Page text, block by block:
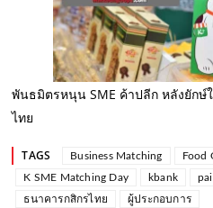
พันธมิตรหนุน SME ค้าปลีก หลังยัก
ไทย
TAGS Business Matching Food
K SME Matching Day
kbank
ธนาคารกสิกรไทย
ผู้ประกอบการ